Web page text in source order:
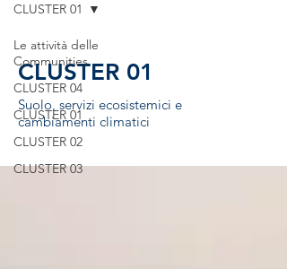
Le attività delle
Communities
CLUSTER 04
CLUSTER 01
CLUSTER 02
CLUSTER 03
CLUSTER 01
CLUSTER 01
Suolo, servizi ecosistemici e
cambiamenti climatici